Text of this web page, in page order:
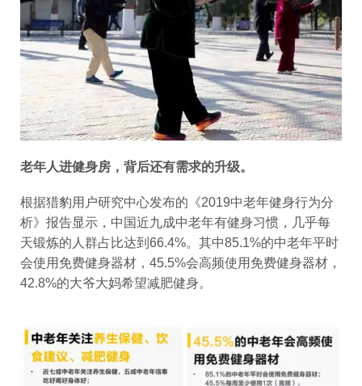
老年人进健身房，背后还有需求的升级。
根据猎豹用户研究中心发布的《2019中老年健身行为分
析》报告显示，中国近九成中老年有健身习惯，几乎每
天锻炼的人群占比达到66.4%。其中85.1%的中老年平时
会使用免费健身器材，45.5%会高频使用免费健身器材，
42.8%的大爷大妈希望减肥健身。